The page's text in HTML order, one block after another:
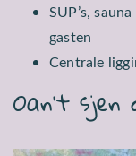
SUP’s,
gasten
Centrale
Oan’t sjen